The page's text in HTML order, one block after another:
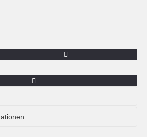
von Agatha Porto mit dem in